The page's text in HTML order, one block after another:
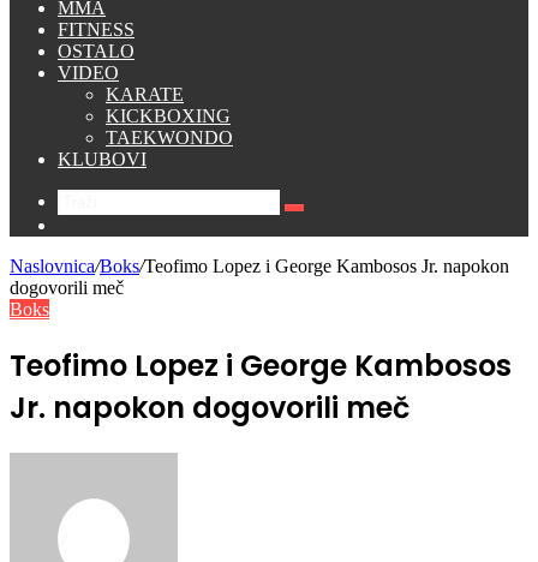
MMA
FITNESS
OSTALO
VIDEO
KARATE
KICKBOXING
TAEKWONDO
KLUBOVI
Traži
Naslovnica/Boks/Teofimo Lopez i George Kambosos Jr. napokon
dogovorili meč
Boks
Teofimo Lopez i George Kambosos
Jr. napokon dogovorili meč